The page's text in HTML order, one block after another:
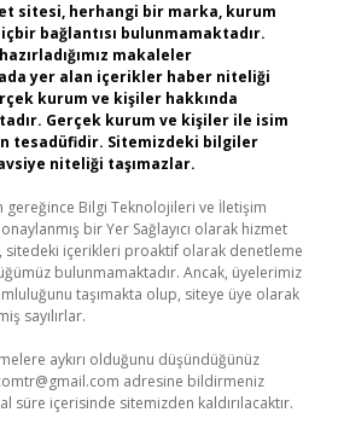
sitesi, herhangi bir marka, kurum
bağlantısı bulunmamaktadır.
makaleler
yer alan içerikler haber niteliği
kurum ve kişiler hakkında
Gerçek kurum ve kişiler ile isim
tesadüfidir. Sitemizdeki bilgiler
niteliği taşımazlar.
gereğince Bilgi Teknolojileri ve İletişim
bir Yer Sağlayıcı olarak hizmet
sitedeki içerikleri proaktif olarak denetleme
bulunmamaktadır. Ancak, üyelerimiz
taşımakta olup, siteye üye olarak
sayılırlar.
aykırı olduğunu düşündüğünüz
adresine bildirmeniz
süre içerisinde sitemizden kaldırılacaktır.